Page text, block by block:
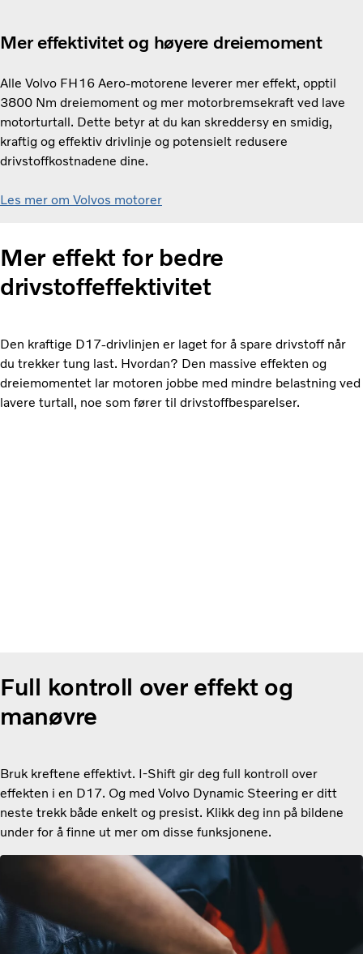
Mer effektivitet og høyere dreiemoment
Alle Volvo FH16 Aero-motorene leverer mer effekt, opptil
3800 Nm dreiemoment og mer motorbremsekraft ved lave
motorturtall. Dette betyr at du kan skreddersy en smidig,
kraftig og effektiv drivlinje og potensielt redusere
drivstoffkostnadene dine.
Les mer om Volvos motorer
Mer effekt for bedre
drivstoffeffektivitet
Den kraftige D17-drivlinjen er laget for å spare drivstoff når
du trekker tung last. Hvordan? Den massive effekten og
dreiemomentet lar motoren jobbe med mindre belastning ved
lavere turtall, noe som fører til drivstoffbesparelser.
Full kontroll over effekt og
manøvre
Bruk kreftene effektivt. I-Shift gir deg full kontroll over
effekten i en D17. Og med Volvo Dynamic Steering er ditt
neste trekk både enkelt og presist. Klikk deg inn på bildene
under for å finne ut mer om disse funksjonene.